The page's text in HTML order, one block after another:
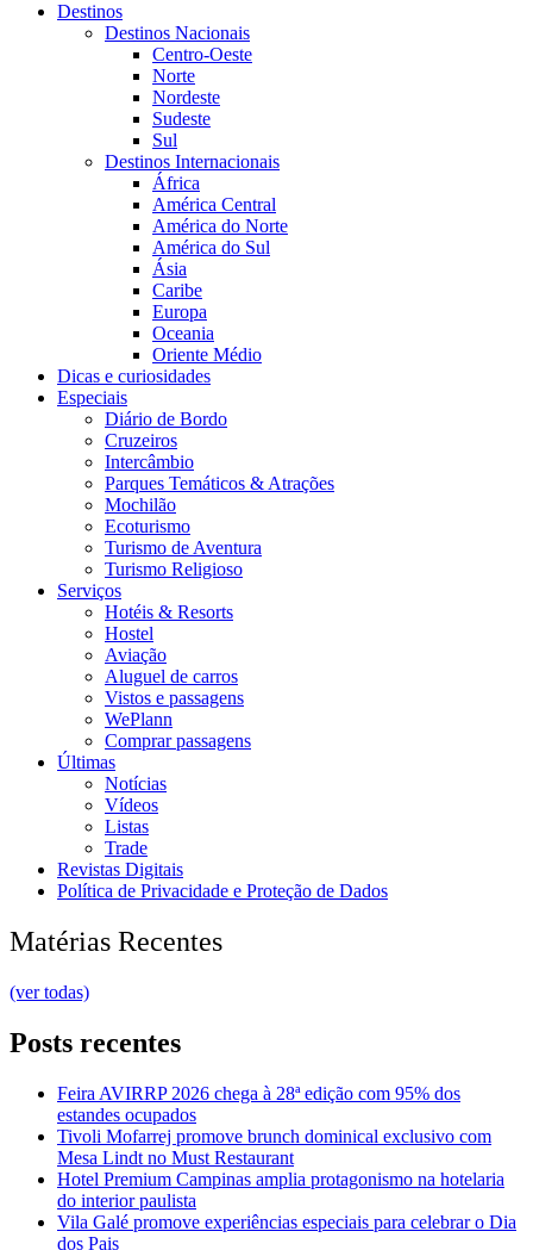
Destinos
Destinos Nacionais
Centro-Oeste
Norte
Nordeste
Sudeste
Sul
Destinos Internacionais
África
América Central
América do Norte
América do Sul
Ásia
Caribe
Europa
Oceania
Oriente Médio
Dicas e curiosidades
Especiais
Diário de Bordo
Cruzeiros
Intercâmbio
Parques Temáticos & Atrações
Mochilão
Ecoturismo
Turismo de Aventura
Turismo Religioso
Serviços
Hotéis & Resorts
Hostel
Aviação
Aluguel de carros
Vistos e passagens
WePlann
Comprar passagens
Últimas
Notícias
Vídeos
Listas
Trade
Revistas Digitais
Política de Privacidade e Proteção de Dados
Matérias Recentes
(ver todas)
Posts recentes
Feira AVIRRP 2026 chega à 28ª edição com 95% dos
estandes ocupados
Tivoli Mofarrej promove brunch dominical exclusivo com
Mesa Lindt no Must Restaurant
Hotel Premium Campinas amplia protagonismo na hotelaria
do interior paulista
Vila Galé promove experiências especiais para celebrar o Dia
dos Pais